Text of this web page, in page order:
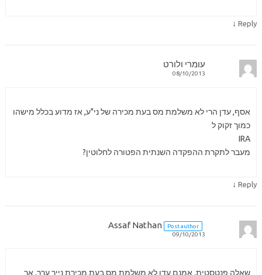
Reply
↓
עומרי ולורט
08/10/2013
אסף, עדן הרי לא משלמת מס בעת מכירה של ני"ע, אז מדוע בכלל מישהו
כמוך זקוק ל
IRA
מעבר לתקרת ההפקדה השנתית הפטורה לחלוטין?
Reply
↓
Assaf Nathan
Post author
09/10/2013
שאלה פנטסטית. אמנם עדן לא משלמת מס בעת מכירת נייר ערך, אך